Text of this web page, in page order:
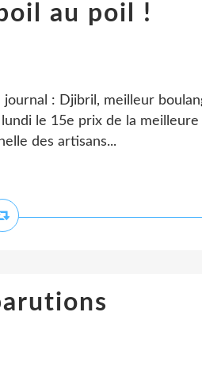
au poil !
: Djibril, meilleur
le 15e prix de la meilleure
des artisans...